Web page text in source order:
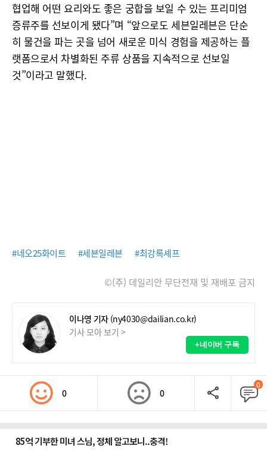
협업해 어떤 요리와도 좋은 궁합을 보일 수 있는 프리미엄
증류주를 선보이게 됐다”며 “앞으로도 세븐일레븐은 단순
히 물건을 파는 곳을 넘어 새로운 미식 경험을 제공하는 플
랫폼으로서 차별화된 주류 상품을 지속적으로 선보일
것”이라고 말했다.
#네오25화이트 #세븐일레븐 #최강록셰프
©(주) 데일리안 무단전재 및 재배포 금지
이나영 기자 (ny4030@dailian.co.kr)
기사 모아 보기 >
+네이버 구독
0 0
0